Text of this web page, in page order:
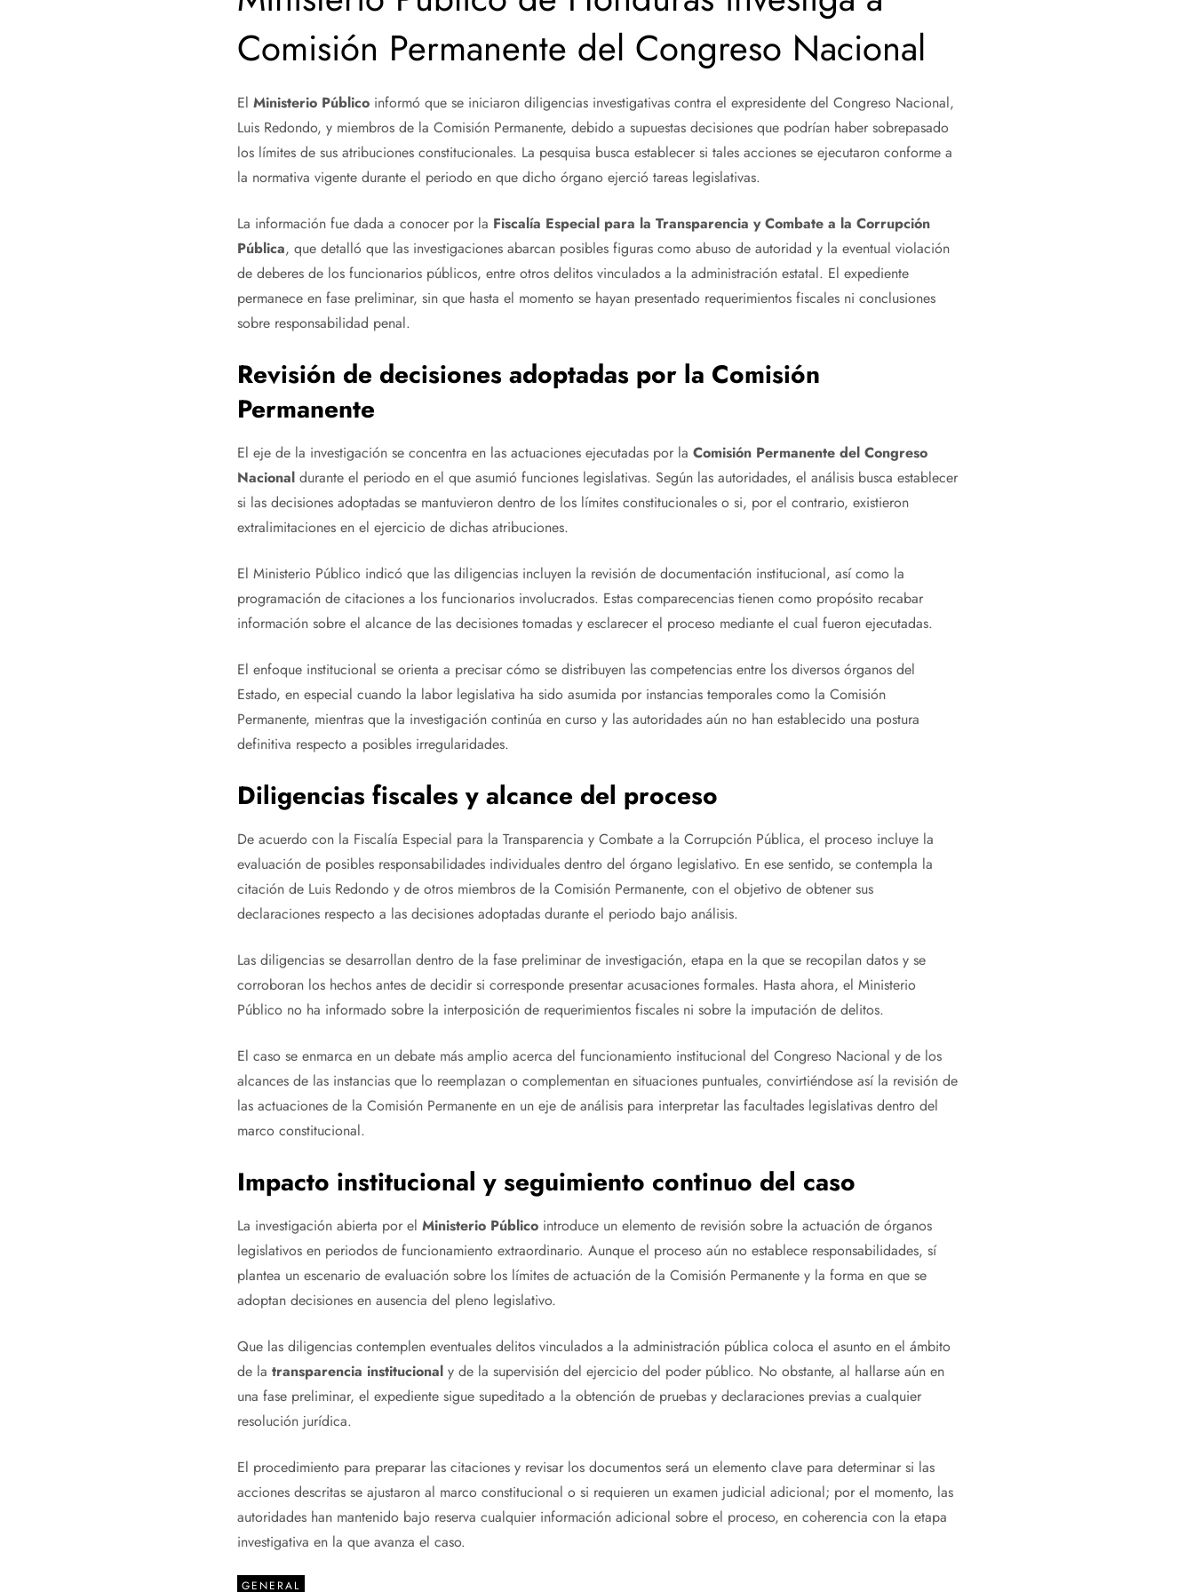
Comisión Permanente del Congreso Nacional
El Ministerio Públicoinformó que se iniciaron diligencias investigativas contra el expresidente del Congreso Nacional,
Luis Redondo, y miembros de la Comisión Permanente, debido a supuestas decisiones que podrían haber sobrepasado
los límites de sus atribuciones constitucionales. La pesquisa busca establecer si tales acciones se ejecutaron conforme a
la normativa vigente durante el periodo en que dicho órgano ejerció tareas legislativas.
La información fue dada a conocer por la Fiscalía Especial para la Transparencia y Combate a la Corrupción
Pública, que detalló que las investigaciones abarcan posibles figuras como abuso de autoridad y la eventual violación
de deberes de los funcionarios públicos, entre otros delitos vinculados a la administración estatal. El expediente
permanece en fase preliminar, sin que hasta el momento se hayan presentado requerimientos fiscales ni conclusiones
sobre responsabilidad penal.
Revisión de decisiones adoptadas por la Comisión
Permanente
El eje de la investigación se concentra en las actuaciones ejecutadas por la Comisión Permanente del Congreso
Nacionaldurante el periodo en el que asumió funciones legislativas. Según las autoridades, el análisis busca establecer
si las decisiones adoptadas se mantuvieron dentro de los límites constitucionales o si, por el contrario, existieron
extralimitaciones en el ejercicio de dichas atribuciones.
El Ministerio Público indicó que las diligencias incluyen la revisión de documentación institucional, así como la
programación de citaciones a los funcionarios involucrados. Estas comparecencias tienen como propósito recabar
información sobre el alcance de las decisiones tomadas y esclarecer el proceso mediante el cual fueron ejecutadas.
El enfoque institucional se orienta a precisar cómo se distribuyen las competencias entre los diversos órganos del
Estado, en especial cuando la labor legislativa ha sido asumida por instancias temporales como la Comisión
Permanente, mientras que la investigación continúa en curso y las autoridades aún no han establecido una postura
definitiva respecto a posibles irregularidades.
Diligencias fiscales y alcance del proceso
De acuerdo con la Fiscalía Especial para la Transparencia y Combate a la Corrupción Pública, el proceso incluye la
evaluación de posibles responsabilidades individuales dentro del órgano legislativo. En ese sentido, se contempla la
citación de Luis Redondo y de otros miembros de la Comisión Permanente, con el objetivo de obtener sus
declaraciones respecto a las decisiones adoptadas durante el periodo bajo análisis.
Las diligencias se desarrollan dentro de la fase preliminar de investigación, etapa en la que se recopilan datos y se
corroboran los hechos antes de decidir si corresponde presentar acusaciones formales. Hasta ahora, el Ministerio
Público no ha informado sobre la interposición de requerimientos fiscales ni sobre la imputación de delitos.
El caso se enmarca en un debate más amplio acerca del funcionamiento institucional del Congreso Nacional y de los
alcances de las instancias que lo reemplazan o complementan en situaciones puntuales, convirtiéndose así la revisión de
las actuaciones de la Comisión Permanente en un eje de análisis para interpretar las facultades legislativas dentro del
marco constitucional.
Impacto institucional y seguimiento continuo del caso
La investigación abierta por el Ministerio Públicointroduce un elemento de revisión sobre la actuación de órganos
legislativos en periodos de funcionamiento extraordinario. Aunque el proceso aún no establece responsabilidades, sí
plantea un escenario de evaluación sobre los límites de actuación de la Comisión Permanente y la forma en que se
adoptan decisiones en ausencia del pleno legislativo.
Que las diligencias contemplen eventuales delitos vinculados a la administración pública coloca el asunto en el ámbito
de la transparencia institucionaly de la supervisión del ejercicio del poder público. No obstante, al hallarse aún en
una fase preliminar, el expediente sigue supeditado a la obtención de pruebas y declaraciones previas a cualquier
resolución jurídica.
El procedimiento para preparar las citaciones y revisar los documentos será un elemento clave para determinar si las
acciones descritas se ajustaron al marco constitucional o si requieren un examen judicial adicional; por el momento, las
autoridades han mantenido bajo reserva cualquier información adicional sobre el proceso, en coherencia con la etapa
investigativa en la que avanza el caso.
GENERAL